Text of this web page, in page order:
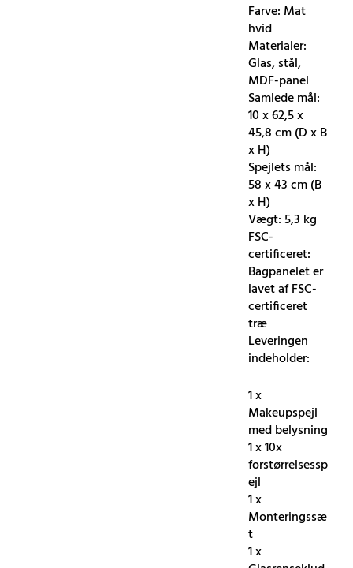
Farve: Mat
hvid
Materialer:
Glas, stål,
MDF-panel
Samlede mål:
10 x 62,5 x
45,8 cm (D x B
x H)
Spejlets mål:
58 x 43 cm (B
x H)
Vægt: 5,3 kg
FSC-
certificeret:
Bagpanelet er
lavet af FSC-
certificeret
træ
Leveringen
indeholder:
1 x
Makeupspejl
med belysning
1 x 10x
forstørrelsessp
ejl
1 x
Monteringssæ
t
1 x